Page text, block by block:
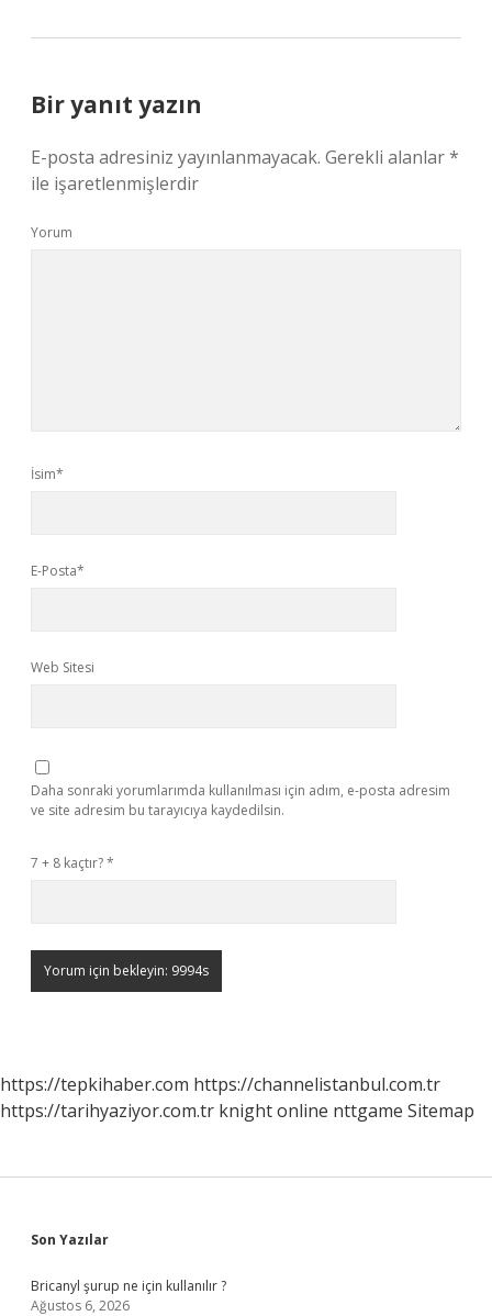
Bir yanıt yazın
E-posta adresiniz yayınlanmayacak. Gerekli alanlar*
ile işaretlenmişlerdir
Yorum
İsim*
E-Posta*
Web Sitesi
Daha sonraki yorumlarımda kullanılması için adım, e-posta adresim
ve site adresim bu tarayıcıya kaydedilsin.
7 + 8 kaçtır?*
https://tepkihaber.com https://channelistanbul.com.tr
https://tarihyaziyor.com.tr knight online nttgame Sitemap
Sidebar
Son Yazılar
Bricanyl şurup ne için kullanılır ?
Ağustos 6, 2026